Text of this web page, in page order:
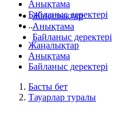
Жаңалықтар
Анықтама
Байланыс деректері
Анықтама
Байланыс деректері
...
Жаңалықтар
Анықтама
Байланыс деректері
Басты бет
Тауарлар туралы